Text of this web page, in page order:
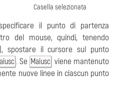
Casella selezionata
il punto di partenza
del mouse, quindi, tenendo
spostare il cursore sul punto
. Se Maiusc viene mantenuto
nuove linee in ciascun punto